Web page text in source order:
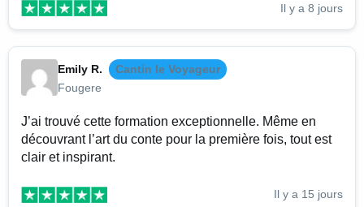
Il y a 8 jours
Emily R.
Cantin le Voyageur
Fougere
J’ai trouvé cette formation exceptionnelle. Même en
découvrant l’art du conte pour la première fois, tout est
clair et inspirant.
Il y a 15 jours